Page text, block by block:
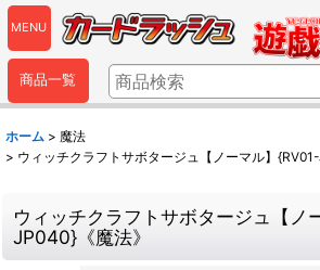
MENU
商品一覧
ホーム > 魔法
> ウィッチクラフトサボタージュ【ノーマル】
ウィッチクラフトサボタージュ【ノ
JP040}《魔法》